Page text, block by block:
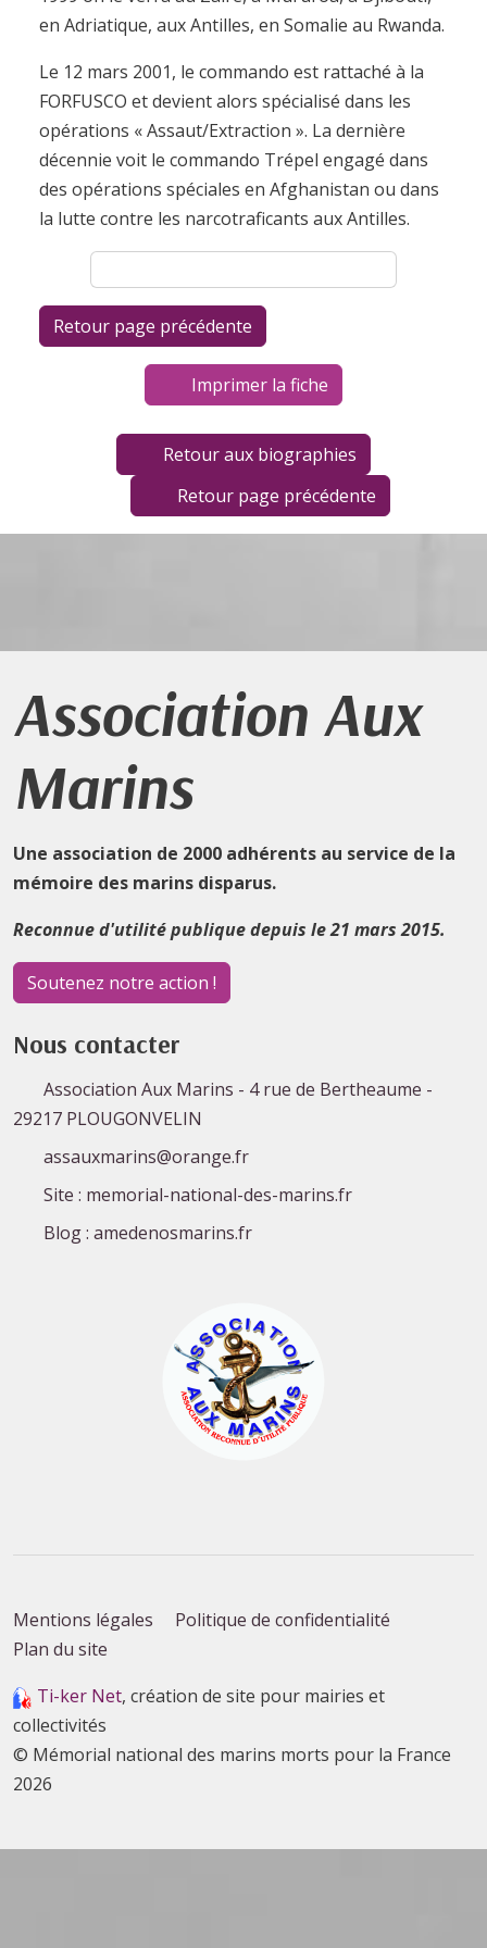
en Adriatique, aux Antilles, en Somalie au Rwanda.
Le 12 mars 2001, le commando est rattaché à la
FORFUSCO et devient alors spécialisé dans les
opérations « Assaut/Extraction ». La dernière
décennie voit le commando Trépel engagé dans
des opérations spéciales en Afghanistan ou dans
la lutte contre les narcotraficants aux Antilles.
Imprimer la fiche
Retour aux biographies
Retour page précédente
Association Aux
Marins
Une association de 2000 adhérents au service de la
mémoire des marins disparus.
Reconnue d'utilité publique depuis le 21 mars 2015.
Soutenez notre action !
Nous contacter
Association Aux Marins - 4 rue de Bertheaume -
29217 PLOUGONVELIN
assauxmarins@orange.fr
Site : memorial-national-des-marins.fr
Blog : amedenosmarins.fr
Mentions légales
Politique de confidentialité
Plan du site
Ti-ker Net, création de site pour mairies et
collectivités
© Mémorial national des marins morts pour la France
2026